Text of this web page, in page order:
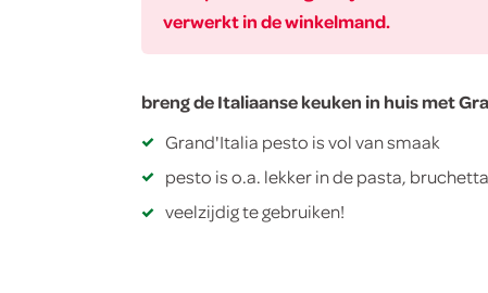
verwerkt in de winkelmand.
breng de Italiaanse keuken in huis met
Grand'Italia pesto is vol van smaak
pesto is o.a. lekker in de pasta,
veelzijdig te gebruiken!